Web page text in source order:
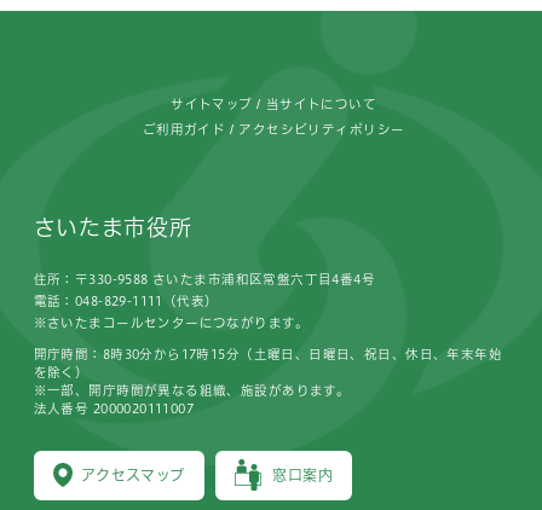
サイトマップ 当サイトについて
ご利用ガイド アクセシビリティポリシー
さいたま市役所
住所：〒330-9588 さいたま市浦和区常盤六丁目4番4号
電話：048-829-1111（代表）
※さいたまコールセンターにつながります。
アクセスマップ 窓口案内
開庁時間：8時30分から17時15分（土曜日、日曜日、祝日、休日、年末年始
を除く）
※一部、開庁時間が異なる組織、施設があります。
法人番号 2000020111007